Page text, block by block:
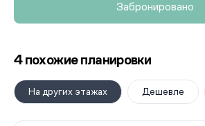
Забронировано
4 похожие планировки
На других этажах Дешевле